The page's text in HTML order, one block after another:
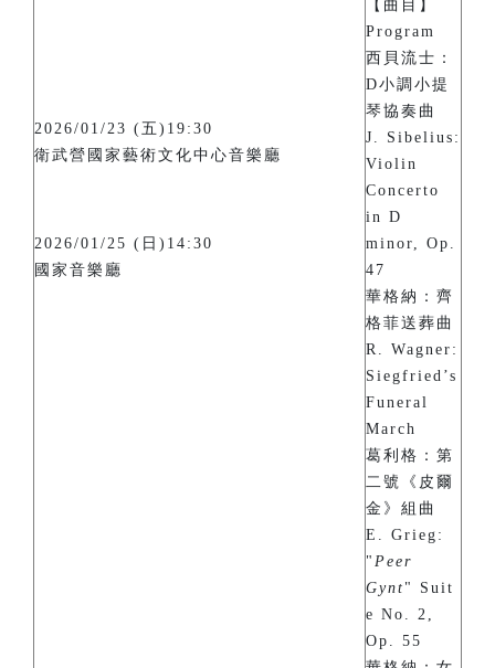
2026/01/23 (五)19:30
衛武營國家藝術文化中心音樂廳
2026/01/25 (日)14:30
國家音樂廳
【曲目】
Program
西貝流士：
D小調小提
琴協奏曲
J. Sibelius:
Violin
Concerto
in D
minor, Op.
47
華格納：齊
格菲送葬曲
R. Wagner:
Siegfried’s
Funeral
March
葛利格：第
二號《皮爾
金》組曲
E. Grieg:
" Peer
Gynt " Suit
e No. 2,
Op. 55